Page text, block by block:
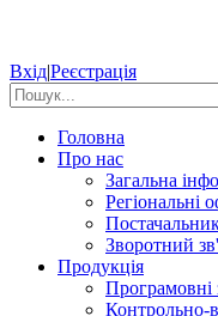
Вхід|Реєстрація
Головна
Про нас
Загальна
Регіональні
Зворотний
Продукція
Контрольно-